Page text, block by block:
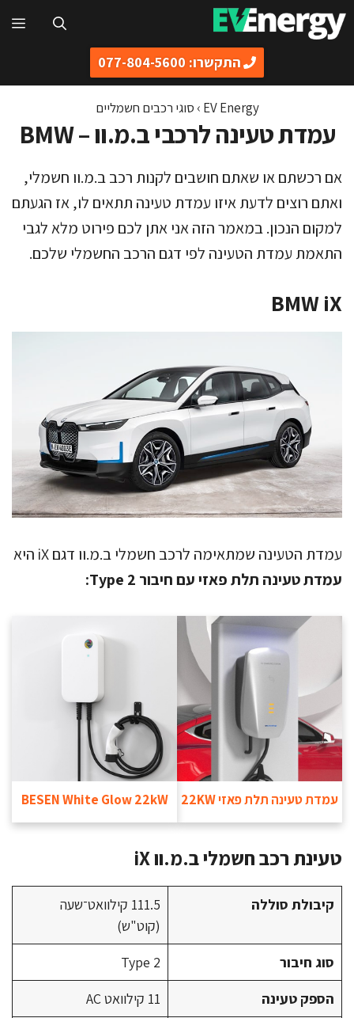
לדלג
לתוכן
התקשרו: 077-804-5600
EV Energy
› סוגי רכבים חשמליים
עמדת טעינה לרכבי ב.מ.וו – BMW
אם רכשתם או שאתם חושבים לקנות רכב ב.מ.וו חשמלי,
ואתם רוצים לדעת איזו עמדת טעינה תתאים לו, אז הגעתם
למקום הנכון. במאמר הזה אני אתן לכם פירוט מלא לגבי
התאמת עמדת הטעינה לפי דגם הרכב החשמלי שלכם.
BMW iX
עמדת הטעינה שמתאימה לרכב חשמלי ב.מ.וו דגם iX היא
עמדת טעינה תלת פאזי עם חיבור Type 2:
עמדת טעינה תלת פאזי 22KW BESEN White Glow 22kW
טעינת רכב חשמלי ב.מ.וו iX
קיבולת סוללה
111.5 קילוואט־שעה
(קוט"ש)
סוג חיבור
Type 2
הספק טעינה
11 קילוואט AC